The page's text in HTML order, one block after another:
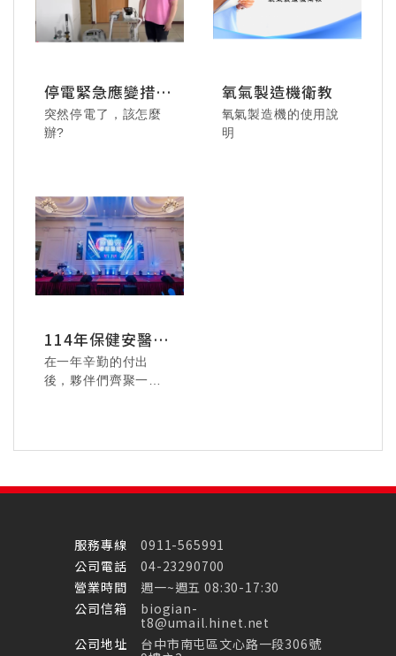
115.07.24 美悅居家-
115.07.24 美悅居家 -
好好放鬆，身心愉
115.07.14 美達居家-
【玩具總動員5】，飛
停電緊急應變措施
~BiPAP呼吸器
突然停電了，該怎麼
辦?
氧氣製造機衛教
氧氣製造機的使用說
明
114年保健安醫療
體系忘年會
在一年辛勤的付出
後，夥伴們齊聚一
歡聚，更是對每一位
意。
光——歡笑、驚喜、
感動，每一幕都是值
得珍藏的回憶。
服務專線
0911-565991
公司電話
04-23290700
營業時間
週一~週五 08:30-17:30
公司信箱
biogian-
t8@umail.hinet.net
公司地址
台中市南屯區文心路一段306號